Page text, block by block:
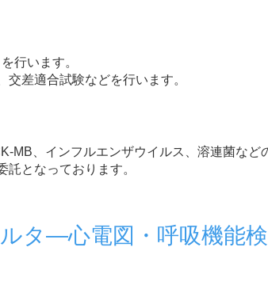
行います。
差適合試験などを行います。
MB、インフルエンザウイルス、溶連菌など
となっております。
タ―心電図・呼吸機能